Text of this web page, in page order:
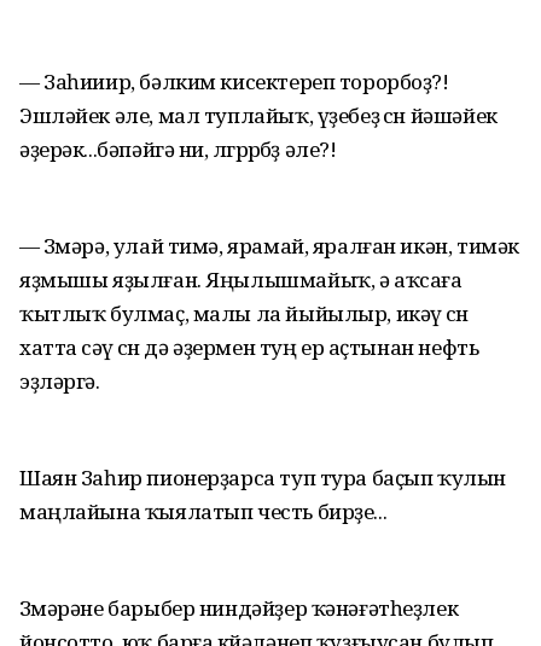
— Заһииир, бәлким кисектереп торорбоҙ?!
Эшләйек әле, мал туплайыҡ, үҙебеҙ өсөн йәшәйек
әҙерәк...бәпәйгә ни, өлгөрөрбөҙ әле?!
— Зөмәрә, улай тимә, ярамай, яралған икән, тимәк
яҙмышы яҙылған. Яңылышмайыҡ, ә аҡсаға
ҡытлыҡ булмаҫ, малы ла йыйылыр, икәү өсөн
хатта өсәү өсөн дә әҙермен туң ер аҫтынан нефть
эҙләргә.
Шаян Заһир пионерҙарса туп тура баҫып ҡулын
маңлайына ҡыялатып честь бирҙе...
Зөмәрәне барыбер ниндәйҙер ҡәнәғәтһеҙлек